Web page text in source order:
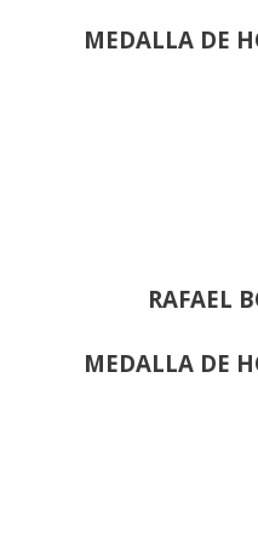
MEDALLA DE
RAFAEL
MEDALLA DE